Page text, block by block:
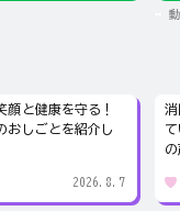
顔と健康を守る！
おしごとを紹介し
2026.8.7
消